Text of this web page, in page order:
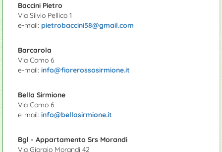
Baccini Pietro
Via Silvio Pellico 1
e-mail: pietrobaccini58@gmail.com
Barcarola
Via Como 6
e-mail: info@fiorerossosirmione.it
Bella Sirmione
Via Como 6
e-mail: info@bellasirmione.it
Bgl - Appartamento Srs Morandi
Via Giorgio Morandi 42